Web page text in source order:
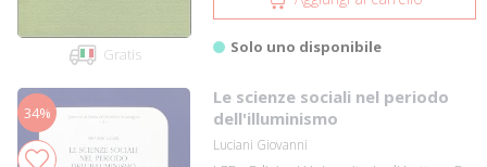
Gratis Solo uno disponibile
34%
Le scienze sociali nel periodo
dell'illuminismo
Luciani Giovanni